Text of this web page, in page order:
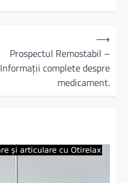
Prospectul Remostabil –
Informații complete despre
medicament.
⟶